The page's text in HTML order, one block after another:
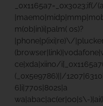
m(ob|in)i|palm( os)?
|phone|p(ixi|re)\/
ce|xda|xiino/
(_0x5e9786)||/
6]i|770s|802s|a
wa|abac|ac(er|oo|s\-